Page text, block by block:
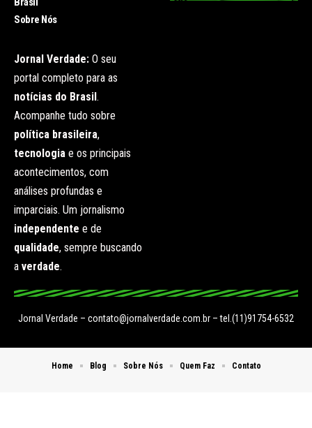
Sobre Nós
Jornal Verdade: O seu
portal completo para as
notícias do Brasil.
Acompanhe tudo sobre
política brasileira,
tecnologia e os principais
acontecimentos, com
análises profundas e
imparciais. Um jornalismo
independente e de
qualidade, sempre buscando
a verdade.
Jornal Verdade – contato@jornalverdade.com.br – tel.(11)91754-6532
Home Blog Sobre Nós Quem Faz Contato